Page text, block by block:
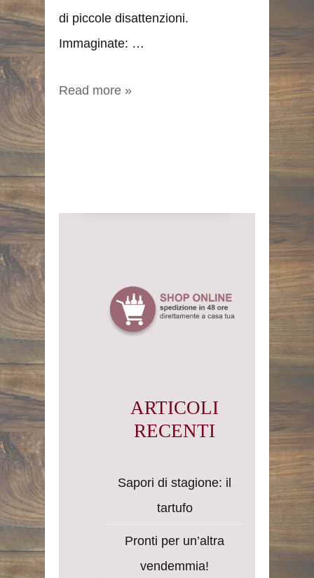
di piccole disattenzioni.
Immaginate: …
Read more »
ARTICOLI
RECENTI
Sapori di stagione: il
tartufo
Pronti per un’altra
vendemmia!